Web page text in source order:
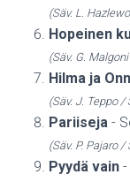
(Säv. L.
Hopeinen
(Säv. G.
Hilma ja
(Säv. J. Teppo /
Pariiseja -
(Säv. P. Pajaro /
Pyydä vain -